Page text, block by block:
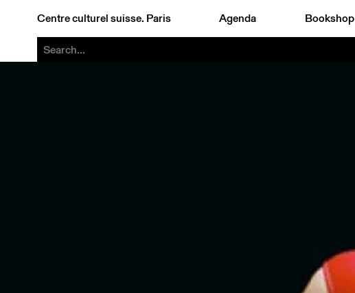
Centre culturel suisse. Paris Agenda Bookshop